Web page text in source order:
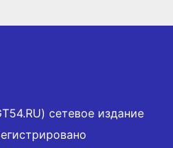
сетевое издание